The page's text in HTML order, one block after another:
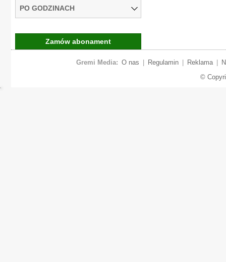
PO GODZINACH
Zamów abonament
Gremi Media: O nas Regulamin Reklama
©